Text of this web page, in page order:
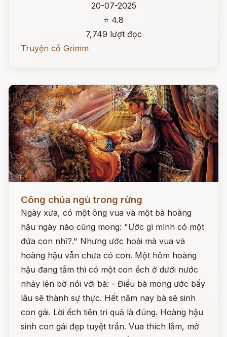
20-07-2025
⭐ 4.8
7,749 lượt đọc
Truyện cổ Grimm
Công chúa ngủ trong rừng
Ngày xưa, có một ông vua và một bà hoàng
hậu ngày nào cũng mong: "Ước gì mình có một
đứa con nhỉ?." Nhưng ước hoài mà vua và
hoàng hậu vẫn chưa có con. Một hôm hoàng
hậu đang tắm thì có một con ếch ở dưới nước
nhảy lên bờ nói với bà: - Điều bà mong ước bấy
lâu sẽ thành sự thực. Hết năm nay bà sẽ sinh
con gái. Lời ếch tiên tri quả là đúng. Hoàng hậu
sinh con gái đẹp tuyệt trần. Vua thích lắm, mở